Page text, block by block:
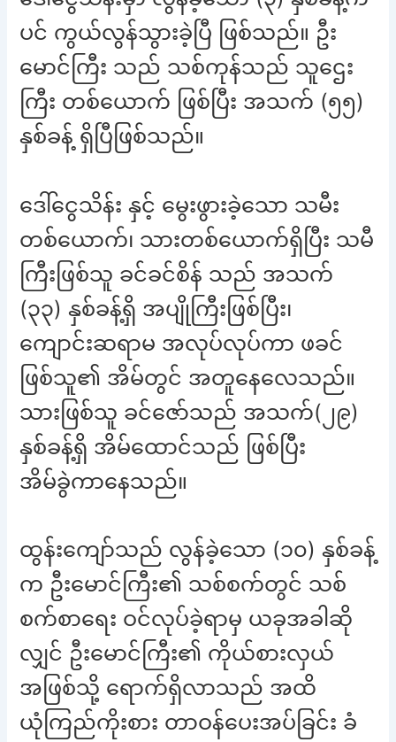
ပင် ကွယ်လွန်သွားခဲ့ပြီ ဖြစ်သည်။ ဦး
မောင်ကြီး သည် သစ်ကုန်သည် သူဌေး
ကြီး တစ်ယောက် ဖြစ်ပြီး အသက် (၅၅)
နှစ်ခန့် ရှိပြီဖြစ်သည်။
ဒေါ်ငွေသိန်း နှင့် မွေးဖွားခဲ့သော သမီး
တစ်ယောက်၊ သားတစ်ယောက်ရှိပြီး သမီ
ကြီးဖြစ်သူ ခင်ခင်စိန် သည် အသက်
(၃၃) နှစ်ခန့်ရှိ အပျိုကြီးဖြစ်ပြီး၊
ကျောင်းဆရာမ အလုပ်လုပ်ကာ ဖခင်
ဖြစ်သူ၏ အိမ်တွင် အတူနေလေသည်။
သားဖြစ်သူ ခင်ဇော်သည် အသက်(၂၉)
နှစ်ခန့်ရှိ အိမ်ထောင်သည် ဖြစ်ပြီး
အိမ်ခွဲကာနေသည်။
ထွန်းကျော်သည် လွန်ခဲ့သော (၁၀) နှစ်ခန့်
က ဦးမောင်ကြီး၏ သစ်စက်တွင် သစ်
စက်စာရေး ဝင်လုပ်ခဲ့ရာမှ ယခုအခါဆို
လျှင် ဦးမောင်ကြီး၏ ကိုယ်စားလှယ်
အဖြစ်သို့ ရောက်ရှိလာသည် အထိ
ယုံကြည်ကိုးစား တာဝန်ပေးအပ်ခြင်း ခံ